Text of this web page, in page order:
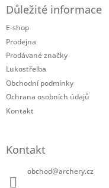
Důležité informace
E-shop
Prodejna
Prodávané značky
Lukostřelba
Obchodní podmínky
Ochrana osobních údajů
Kontakt
Kontakt
obchod@archery.cz